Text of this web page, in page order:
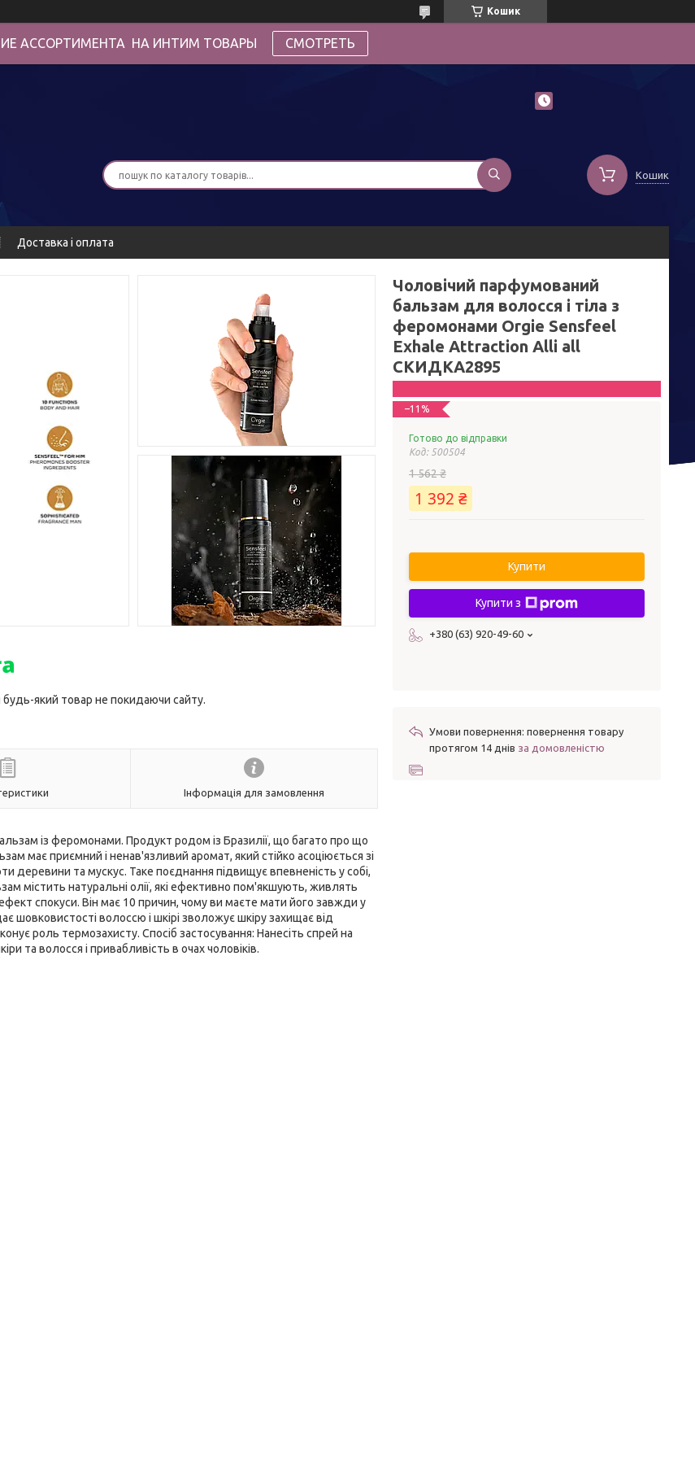
Кошик
АССОРТИМЕНТА НА ИНТИМ ТОВАРЫ СМОТРЕТЬ
Кошик
Доставка і оплата
будь-який товар не покидаючи сайту.
Інформація для замовлення
із феромонами. Продукт родом із Бразилії, що багато про що
має приємний і ненав'язливий аромат, який стійко асоціюється зі
деревини та мускус. Таке поєднання підвищує впевненість у собі,
містить натуральні олії, які ефективно пом'якшують, живлять
спокуси. Він має 10 причин, чому ви маєте мати його завжди у
шовковистості волоссю і шкірі зволожує шкіру захищає від
роль термозахисту. Спосіб застосування: Нанесіть спрей на
та волосся і привабливість в очах чоловіків.
Чоловічий парфумований
бальзам для волосся і тіла з
феромонами Orgie Sensfeel
Exhale Attraction Alli all
СКИДКА2895
–11%
Готово до відправки
Код: 500504
1 562 ₴
1 392 ₴
Купити
Купити з
+380 (63) 920-49-60
повернення товару
протягом 14 днів за домовленістю